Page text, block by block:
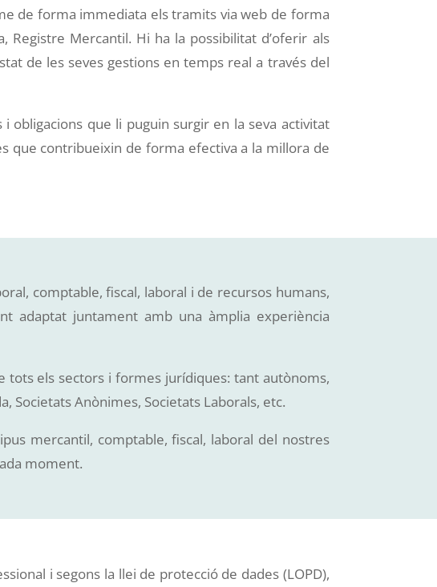
de forma immediata els tramits via web de forma
Registre Mercantil. Hi ha la possibilitat d’oferir als
de les seves gestions en temps real a través del
obligacions que li puguin surgir en la seva activitat
que contribueixin de forma efectiva a la millora de
comptable, fiscal, laboral i de recursos humans,
adaptat juntament amb una àmplia experiència
tots els sectors i formes jurídiques: tant autònoms,
Societats Anònimes, Societats Laborals, etc.
mercantil, comptable, fiscal, laboral del nostres
moment.
i segons la llei de protecció de dades (LOPD),